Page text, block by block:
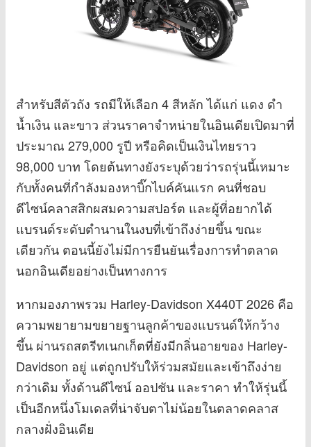
สำหรับสีตัวถัง รถมีให้เลือก 4 สีหลัก ได้แก่ แดง ดำ
น้ำเงิน และขาว ส่วนราคาจำหน่ายในอินเดียเปิดมาที่
ประมาณ 279,000 รูปี หรือคิดเป็นเงินไทยราว
98,000 บาท โดยต้นทางยังระบุด้วยว่ารถรุ่นนี้เหมาะ
กับทั้งคนที่กำลังมองหาบิ๊กไบค์คันแรก คนที่ชอบ
ดีไซน์คลาสสิกผสมความสปอร์ต และผู้ที่อยากได้
แบรนด์ระดับตำนานในงบที่เข้าถึงง่ายขึ้น ขณะ
เดียวกัน ตอนนี้ยังไม่มีการยืนยันเรื่องการทำตลาด
นอกอินเดียอย่างเป็นทางการ
หากมองภาพรวม Harley-Davidson X440T 2026 คือ
ความพยายามขยายฐานลูกค้าของแบรนด์ให้กว้าง
ขึ้น ผ่านรถสตรีทเนกเก็ตที่ยังมีกลิ่นอายของ Harley-
Davidson อยู่ แต่ถูกปรับให้ร่วมสมัยและเข้าถึงง่าย
กว่าเดิม ทั้งด้านดีไซน์ ออปชัน และราคา ทำให้รุ่นนี้
เป็นอีกหนึ่งโมเดลที่น่าจับตาไม่น้อยในตลาดคลาส
กลางฝั่งอินเดีย